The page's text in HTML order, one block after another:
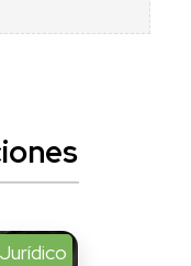
Jurídico